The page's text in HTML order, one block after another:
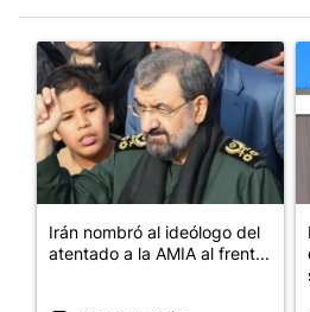
Un artículo de tendencia con el
Irán nombró al ideólogo del
atentado a la AMIA al frent...